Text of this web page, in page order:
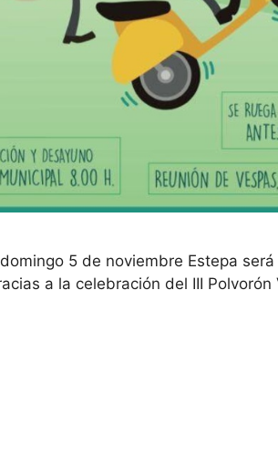
5 de noviembre Estepa
a la celebración del III Polvorón